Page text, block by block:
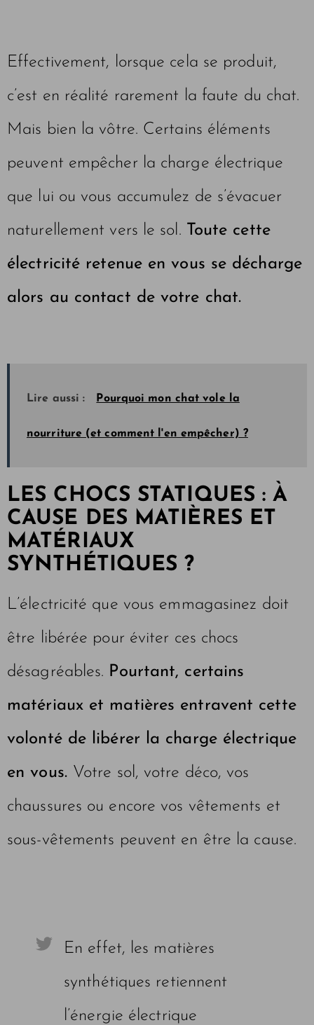
Effectivement, lorsque cela se produit,
c’est en réalité rarement la faute du chat.
Mais bien la vôtre. Certains éléments
peuvent empêcher la charge électrique
que lui ou vous accumulez de s’évacuer
naturellement vers le sol. Toute cette
électricité retenue en vous se décharge
alors au contact de votre chat.
Lire aussi : Pourquoi mon chat vole la
nourriture (et comment l'en empêcher) ?
LES CHOCS STATIQUES : À
CAUSE DES MATIÈRES ET
MATÉRIAUX
SYNTHÉTIQUES ?
L’électricité que vous emmagasinez doit
être libérée pour éviter ces chocs
désagréables. Pourtant, certains
matériaux et matières entravent cette
volonté de libérer la charge électrique
en vous. Votre sol, votre déco, vos
chaussures ou encore vos vêtements et
sous-vêtements peuvent en être la cause.
En effet, les matières
synthétiques retiennent
l’énergie électrique